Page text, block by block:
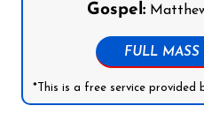
Gospel:
FULL MASS
*This is a free service provided